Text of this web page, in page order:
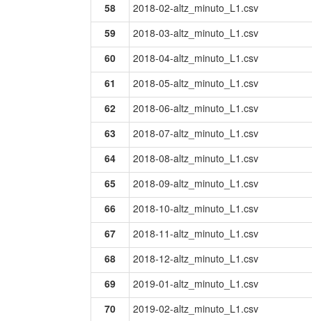
58
2018-02-altz_minuto_L1.csv
59
2018-03-altz_minuto_L1.csv
60
2018-04-altz_minuto_L1.csv
61
2018-05-altz_minuto_L1.csv
62
2018-06-altz_minuto_L1.csv
63
2018-07-altz_minuto_L1.csv
64
2018-08-altz_minuto_L1.csv
65
2018-09-altz_minuto_L1.csv
66
2018-10-altz_minuto_L1.csv
67
2018-11-altz_minuto_L1.csv
68
2018-12-altz_minuto_L1.csv
69
2019-01-altz_minuto_L1.csv
70
2019-02-altz_minuto_L1.csv